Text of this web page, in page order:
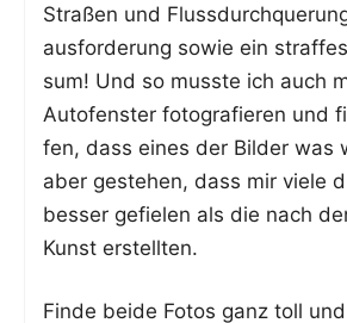
Stra­ßen und
aus­for­de­rung sowie ein
sum! Und so muss­te ich auch
Auto­fens­ter foto­gra­fie­ren und
fen, dass eines der Bil­der was
aber geste­hen, dass mir vie­le
bes­ser gefie­len als die nach
Kunst erstellten.
Fin­de bei­de Fotos ganz toll